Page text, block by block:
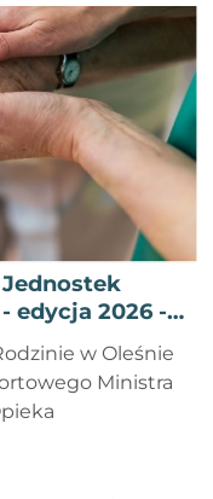
edycja 2026 -
w Oleśnie
Ministra